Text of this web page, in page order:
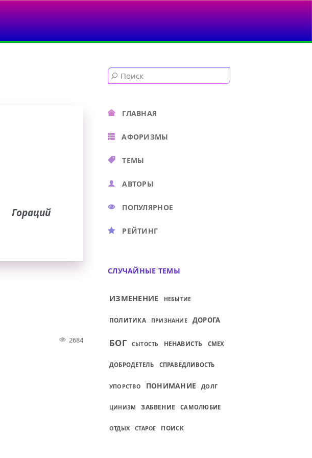
Гораций
2684
ГЛАВНАЯ
АФОРИЗМЫ
ТЕМЫ
АВТОРЫ
ПОПУЛЯРНОЕ
РЕЙТИНГ
СЛУЧАЙНЫЕ ТЕМЫ
ИЗМЕНЕНИЕ НЕБЫТИЕ
ПОЛИТИКА ПРИЗНАНИЕ ДОРОГА
БОГ СЫТОСТЬ НЕНАВИСТЬ СМЕХ
ДОБРОДЕТЕЛЬ СПРАВЕДЛИВОСТЬ
УПОРСТВО ПОНИМАНИЕ ДОЛГ
ЦИНИЗМ ЗАБВЕНИЕ САМОЛЮБИЕ
ОТДЫХ СТАРОЕ ПОИСК